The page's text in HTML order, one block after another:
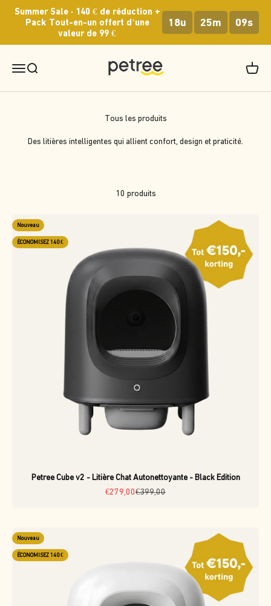
Passer au contenu
Summer Sale · 140 € de réduction +
Pack Tout-en-un offert d’une
valeur de 99 €
18u 25m 09s
MenuRecherche
Petree Europe
Panier
Des litières intelligentes qui allient confort, design et praticité.
10 produits
Nouveau
ÉCONOMISEZ 140 €
Petree Cube v2 - Litière Chat Autonettoyante - Black Edition
Prix de vente
€279,00Prix normal
€399,00
Nouveau
ÉCONOMISEZ 140 €